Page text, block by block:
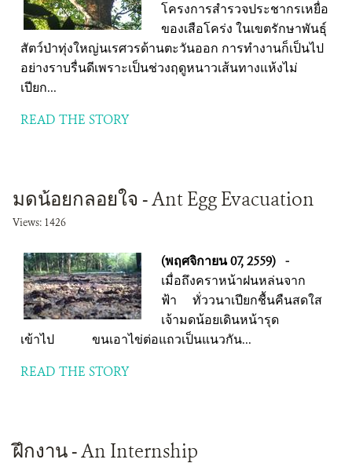
โครงการสำรวจประชากรเหยื่อ
ของเสือโคร่ง ในเขตรักษาพันธุ์
สัตว์ป่าทุ่งใหญ่นเรศวรด้านตะวันออก การทำงานก็เป็นไป
อย่างราบรื่นดีเพราะเป็นช่วงฤดูหนาวเส้นทางแห้งไม่
เปียก...
READ THE STORY
มดน้อยกลอยใจ - Ant Egg Evacuation
Views: 1426
(พฤศจิกายน 07, 2559) -
เมื่อถึงคราหน้าฝนหล่นจาก
ฟ้า ทั่ววนาเปียกชื้นคืนสดใส
เจ้ามดน้อยเดินหน้ารุด
เข้าไป ขนเอาไข่ต่อแถวเป็นแนวกัน...
READ THE STORY
ฝึกงาน - An Internship